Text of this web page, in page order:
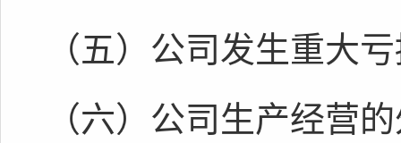
（五）公司发生重大
（六）公司生产经营